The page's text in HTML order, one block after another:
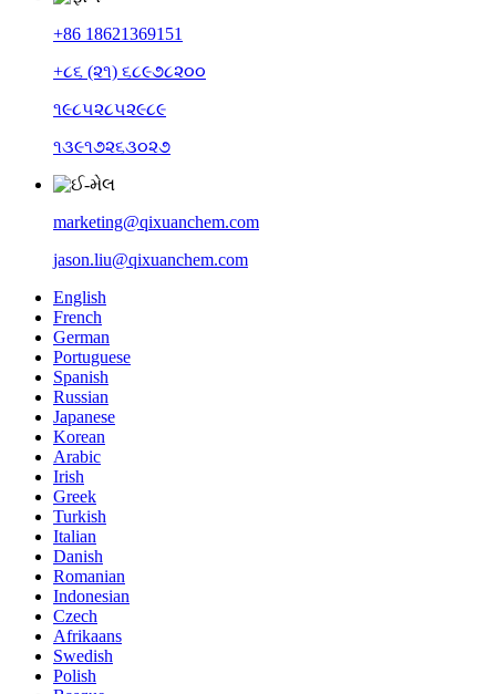
+86 18621369151
+૮૬ (૨૧) ૬૮૯૭૮૨૦૦
૧૯૮૫૨૮૫૨૯૮૯
૧૩૯૧૭૨૬૩૦૨૭
marketing@qixuanchem.com
jason.liu@qixuanchem.com
English
French
German
Portuguese
Spanish
Russian
Japanese
Korean
Arabic
Irish
Greek
Turkish
Italian
Danish
Romanian
Indonesian
Czech
Afrikaans
Swedish
Polish